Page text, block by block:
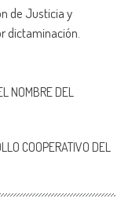
de Justicia y
dictaminación.
NOMBRE DEL
COOPERATIVO DEL